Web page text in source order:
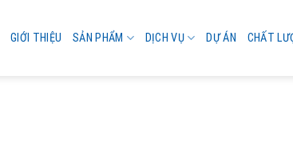
GIỚI THIỆU SẢN PHẨM DỊCH VỤ DỰ ÁN CHẤT